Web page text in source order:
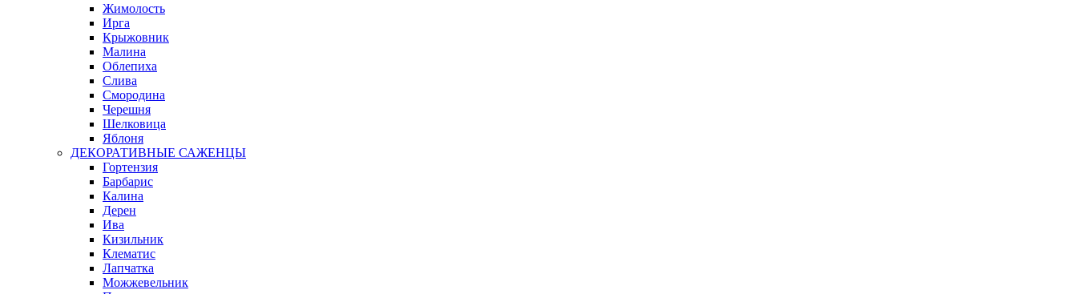
Жимолость
Ирга
Крыжовник
Малина
Облепиха
Слива
Смородина
Черешня
Шелковица
Яблоня
ДЕКОРАТИВНЫЕ САЖЕНЦЫ
Гортензия
Барбарис
Калина
Дерен
Ива
Кизильник
Клематис
Лапчатка
Можжевельник